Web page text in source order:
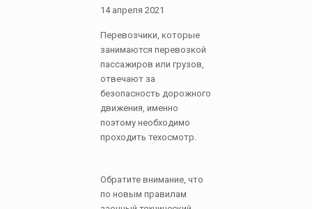
14 апреля 2021
Перевозчики, которые
занимаются перевозкой
пассажиров или грузов,
отвечают за
безопасность дорожного
движения, именно
поэтому необходимо
проходить техосмотр.
Обратите внимание, что
по новым правилам